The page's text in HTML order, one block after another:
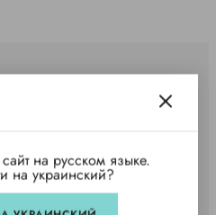
на русском языке.
на украинский?